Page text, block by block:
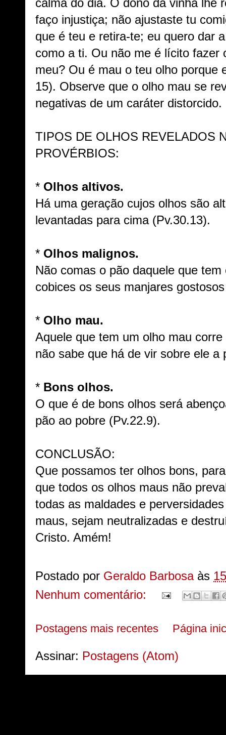
calma do dia. O dono da vinha lhe
faço injustiça; não ajustaste tu
que é teu e retira-te; eu quero dar
como a ti. Ou não me é lícito fazer
meu? Ou é mau o teu olho porque
15). Observe que o olho mau se
negativas de um caráter distorcido.
TIPOS DE OLHOS REVELADOS
PROVÉRBIOS:
* Olhos altivos.
Há uma geração cujos olhos são
levantadas para cima (Pv.30.13).
* Olhos malignos.
Não comas o pão daquele que
cobices os seus manjares
* Olho mau.
Aquele que tem um olho mau
não sabe que há de vir sobre ele
* Bons olhos.
O que é de bons olhos será
pão ao pobre (Pv.22.9).
CONCLUSÃO:
Que possamos ter olhos bons,
que todos os olhos maus não
todas as maldades e
maus, sejam neutralizadas e
Cristo. Amém!
Postado por Geraldo Barbosa às
Nenhum comentário:
Postagens mais recentes Página
Assinar: Postagens (Atom)